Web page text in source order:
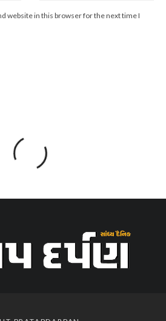
website in this browser for the next time I